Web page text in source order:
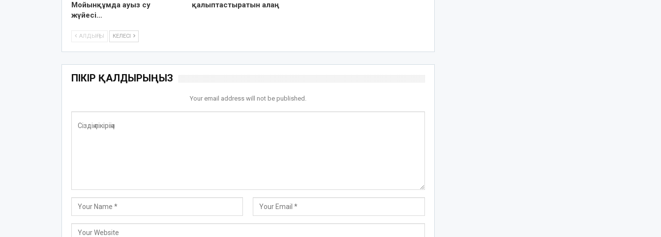
Мойынқұмда ауыз су
жүйесі…
қалыптастыратын алаң
АЛДЫҢҒЫ КЕЛЕСІ
ПІКІР ҚАЛДЫРЫҢЫЗ
Your email address will not be published.